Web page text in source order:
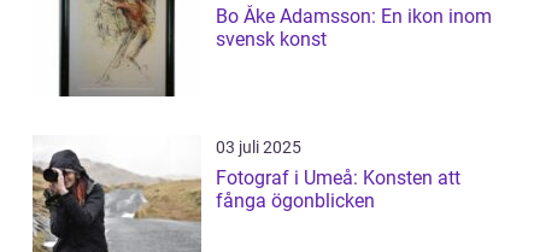
Bo Åke Adamsson: En ikon inom
svensk konst
03 juli 2025
Fotograf i Umeå: Konsten att
fånga ögonblicken